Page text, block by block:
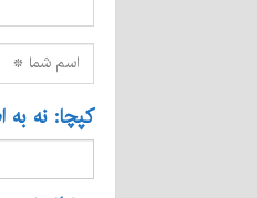
کپچا: نه